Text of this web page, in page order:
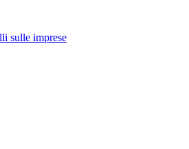
sulle imprese